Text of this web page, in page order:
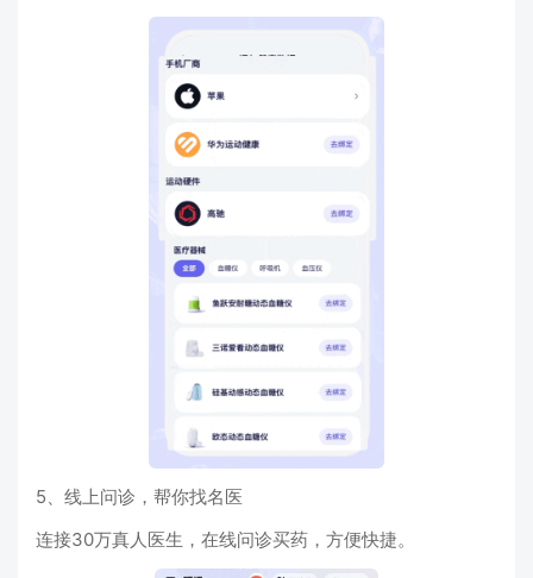
5、线上问诊，帮你找名医
连接30万真人医生，在线问诊买药，方便快捷。